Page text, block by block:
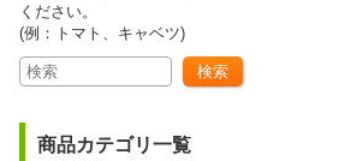
ください。
(例：トマト、キャベツ)
商品カテゴリ一覧